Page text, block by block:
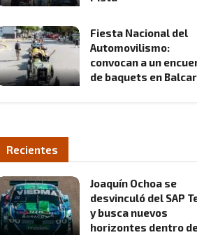
Fiesta Nacional del
Automovilismo:
convocan a un
de baquets en
Recientes
Joaquín Ochoa se
desvinculó del SAP
y busca nuevos
horizontes dentro